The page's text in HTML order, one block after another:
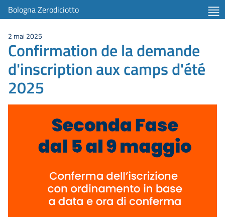
item 1 of 5
Bologna Zerodiciotto
2 mai 2025
Confirmation de la demande
d'inscription aux camps d'été
2025